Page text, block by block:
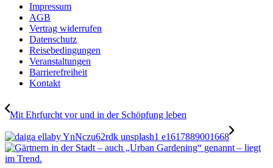
Impressum
AGB
Vertrag widerrufen
Datenschutz
Reisebedingungen
Veranstaltungen
Barrierefreiheit
Kontakt
Mit Ehrfurcht vor und in der Schöpfung leben